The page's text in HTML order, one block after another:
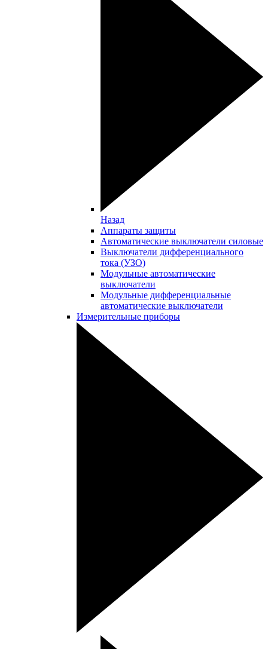
Назад
Аппараты защиты
Автоматические выключатели силовые
Выключатели дифференциального
тока (УЗО)
Модульные автоматические
выключатели
Модульные дифференциальные
автоматические выключатели
Измерительные приборы